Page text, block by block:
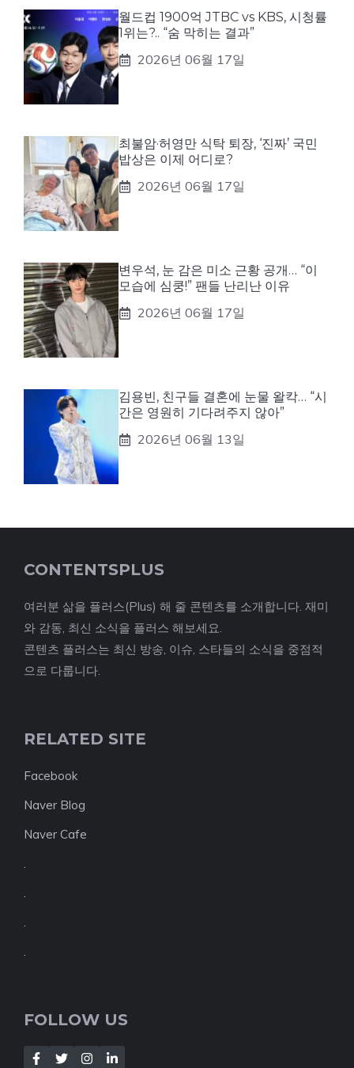
월드컵 1900억 JTBC vs KBS, 시청률
1위는?.. “숨 막히는 결과”
2026년 06월 17일
최불암·허영만 식탁 퇴장, ‘진짜’ 국민
밥상은 이제 어디로?
2026년 06월 17일
변우석, 눈 감은 미소 근황 공개… “이
모습에 심쿵!” 팬들 난리난 이유
2026년 06월 17일
김용빈, 친구들 결혼에 눈물 왈칵… “시
간은 영원히 기다려주지 않아”
2026년 06월 13일
CONTENTSPLUS
여러분 삶을 플러스(Plus) 해 줄 콘텐츠를 소개합니다. 재미
와 감동, 최신 소식을 플러스 해보세요.
콘텐츠 플러스는 최신 방송, 이슈, 스타들의 소식을 중점적
으로 다룹니다.
RELATED SITE
Facebook
Naver Blog
Naver Cafe
.
.
.
.
FOLLOW US